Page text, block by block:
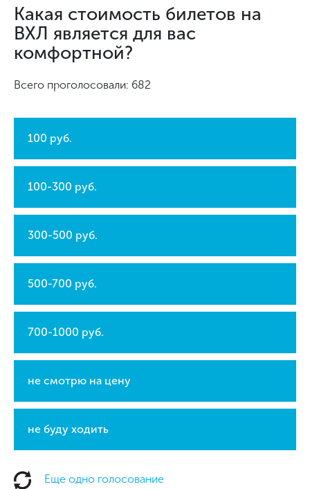
Какая стоимость билетов на
ВХЛ является для вас
комфортной?
Всего проголосовали: 682
100 руб.
100-300 руб.
300-500 руб.
500-700 руб.
700-1000 руб.
не смотрю на цену
не буду ходить
Еще одно голосование